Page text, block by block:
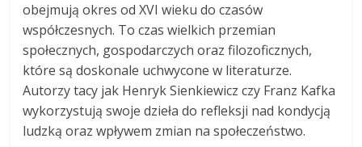
obejmują okres od XVI wieku do czasów
współczesnych. To czas wielkich przemian
społecznych, gospodarczych oraz filozoficznych,
które są doskonale uchwycone w literaturze.
Autorzy tacy jak Henryk Sienkiewicz czy Franz Kafka
wykorzystują swoje dzieła do refleksji nad kondycją
ludzką oraz wpływem zmian na społeczeństwo.